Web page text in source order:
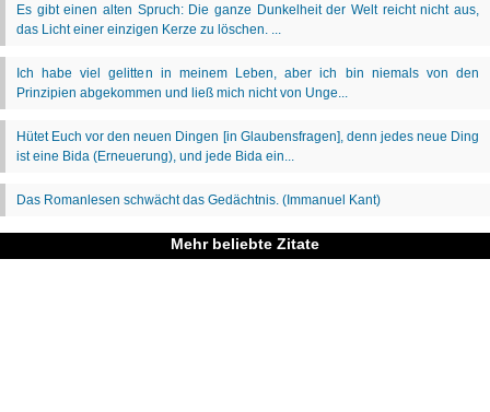
Mehr beliebte Zitate